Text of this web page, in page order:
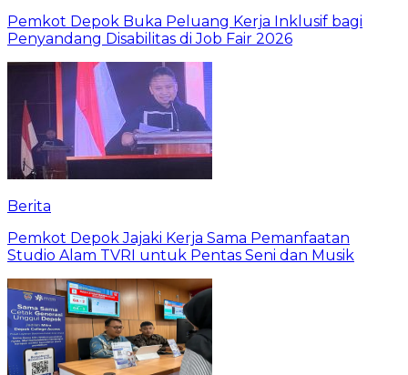
Pemkot Depok Buka Peluang Kerja Inklusif bagi
Penyandang Disabilitas di Job Fair 2026
Berita
Pemkot Depok Jajaki Kerja Sama Pemanfaatan
Studio Alam TVRI untuk Pentas Seni dan Musik